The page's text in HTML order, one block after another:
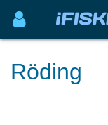
Röding